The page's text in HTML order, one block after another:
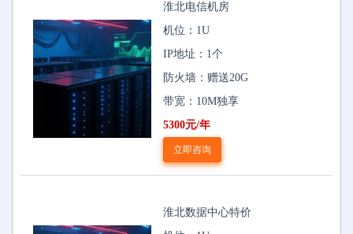
淮北电信机房
机位：1U
IP地址：1个
防火墙：赠送20G
带宽：10M独享
5300元/年
立即咨询
淮北数据中心特价